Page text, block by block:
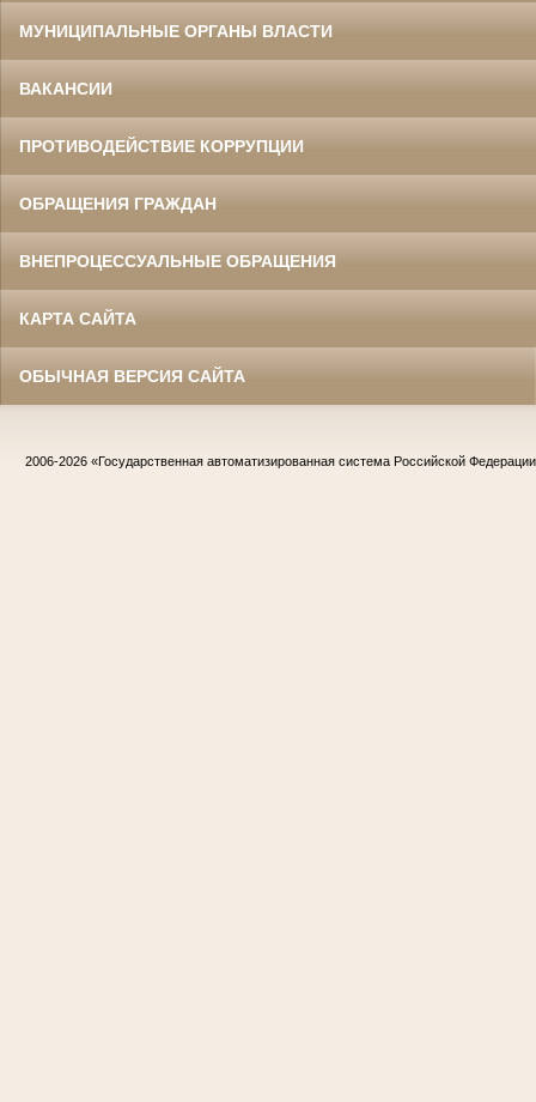
МУНИЦИПАЛЬНЫЕ ОРГАНЫ ВЛАСТИ
ВАКАНСИИ
ПРОТИВОДЕЙСТВИЕ КОРРУПЦИИ
ОБРАЩЕНИЯ ГРАЖДАН
ВНЕПРОЦЕССУАЛЬНЫЕ ОБРАЩЕНИЯ
КАРТА САЙТА
ОБЫЧНАЯ ВЕРСИЯ САЙТА
2006-2026 «Государственная автоматизированная система Российской